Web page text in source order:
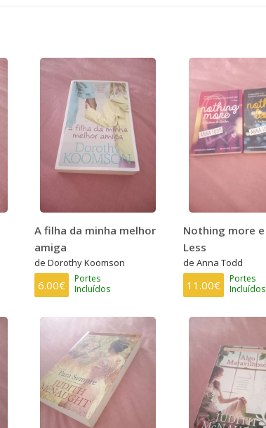
A filha da minha melhor
amiga
de Dorothy Koomson
6.00€
Portes
Incluídos
Nothing more
Less
de Anna Todd
11.00€
Portes
Incluídos